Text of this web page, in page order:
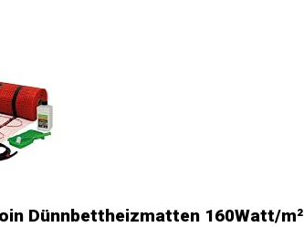
Dünnbettheizmatten 160Watt/m²